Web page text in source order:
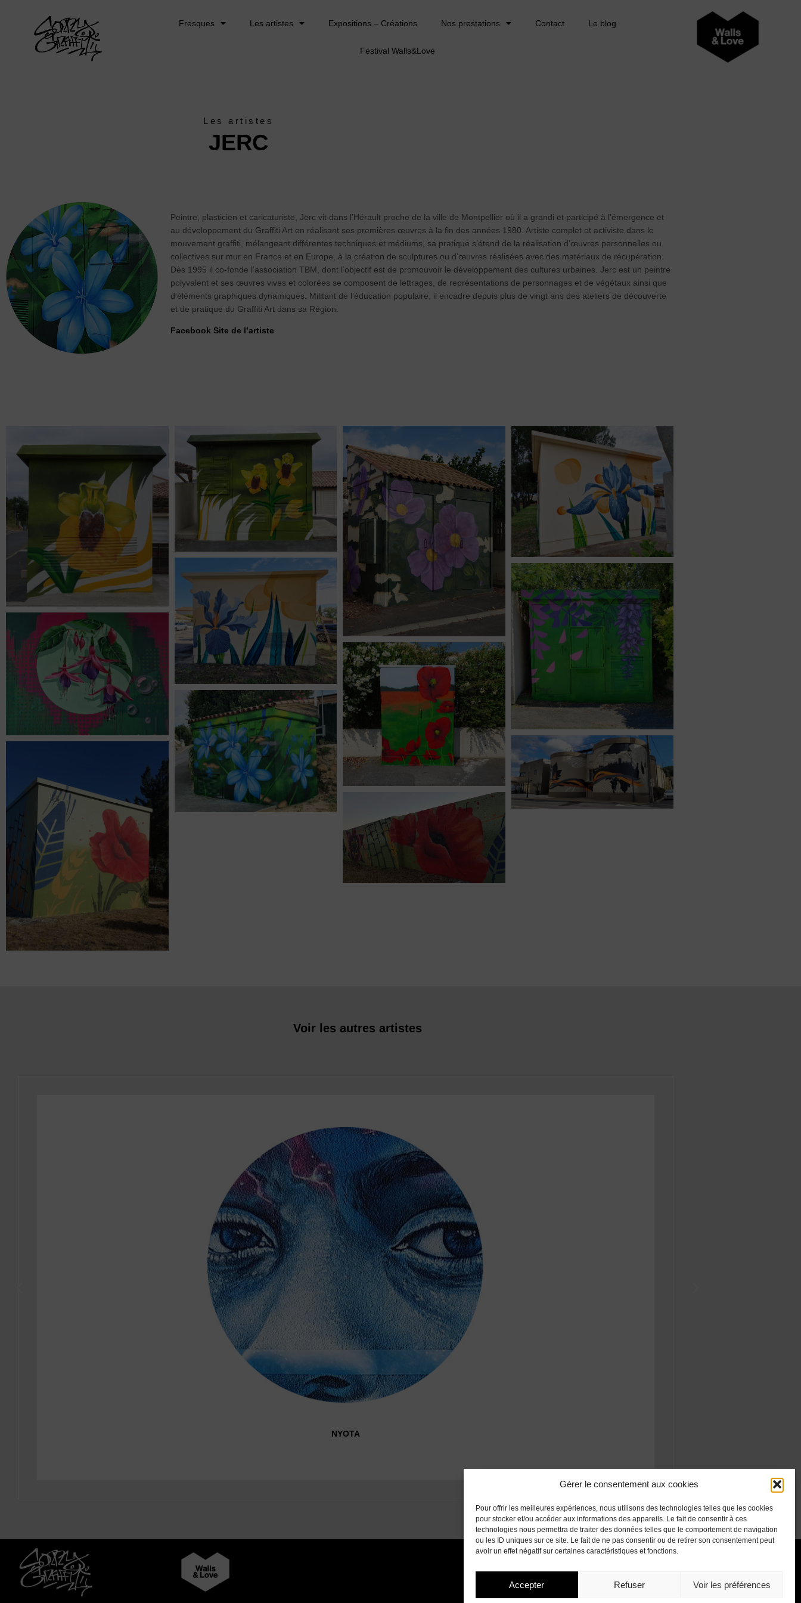
Gérer le consentement aux cookies
Pour offrir les meilleures expériences, nous utilisons des technologies telles que les cookies
pour stocker et/ou accéder aux informations des appareils. Le fait de consentir à ces
technologies nous permettra de traiter des données telles que le comportement de navigation
ou les ID uniques sur ce site. Le fait de ne pas consentir ou de retirer son consentement peut
avoir un effet négatif sur certaines caractéristiques et fonctions.
Accepter Refuser Voir les préférences
Fresques Les artistes Expositions – Créations Nos prestations Contact Le blog
Festival Walls&Love
Les artistes
JERC
Peintre, plasticien et caricaturiste, Jerc vit dans l’Hérault proche de la ville de Montpellier où il a grandi et participé à l’émergence et
au développement du Graffiti Art en réalisant ses premières œuvres à la fin des années 1980. Artiste complet et activiste dans le
mouvement graffiti, mélangeant différentes techniques et médiums, sa pratique s’étend de la réalisation d’œuvres personnelles ou
collectives sur mur en France et en Europe, à la création de sculptures ou d’œuvres réalisées avec des matériaux de récupération.
Dès 1995 il co-fonde l’association TBM, dont l’objectif est de promouvoir le développement des cultures urbaines. Jerc est un peintre
polyvalent et ses œuvres vives et colorées se composent de lettrages, de représentations de personnages et de végétaux ainsi que
d’éléments graphiques dynamiques. Militant de l’éducation populaire, il encadre depuis plus de vingt ans des ateliers de découverte
et de pratique du Graffiti Art dans sa Région.
Facebook Site de l’artiste
Voir les autres artistes
NYOTA